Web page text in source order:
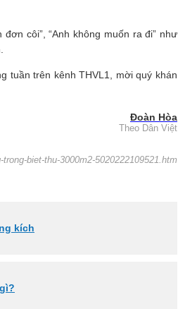
côi”, “Anh không muốn ra đi” như
tuần trên kênh THVL1, mời quý khán
Đoàn Hòa
Theo Dân Việt
biet-thu-3000m2-5020222109521.htm
kích